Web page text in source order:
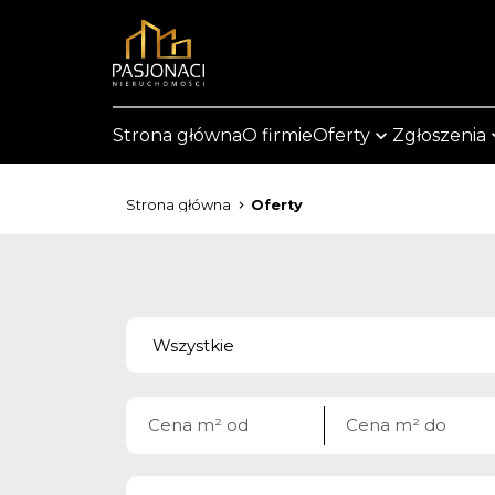
Strona głównaO firmieOferty Zgłoszenia
Strona główna Oferty